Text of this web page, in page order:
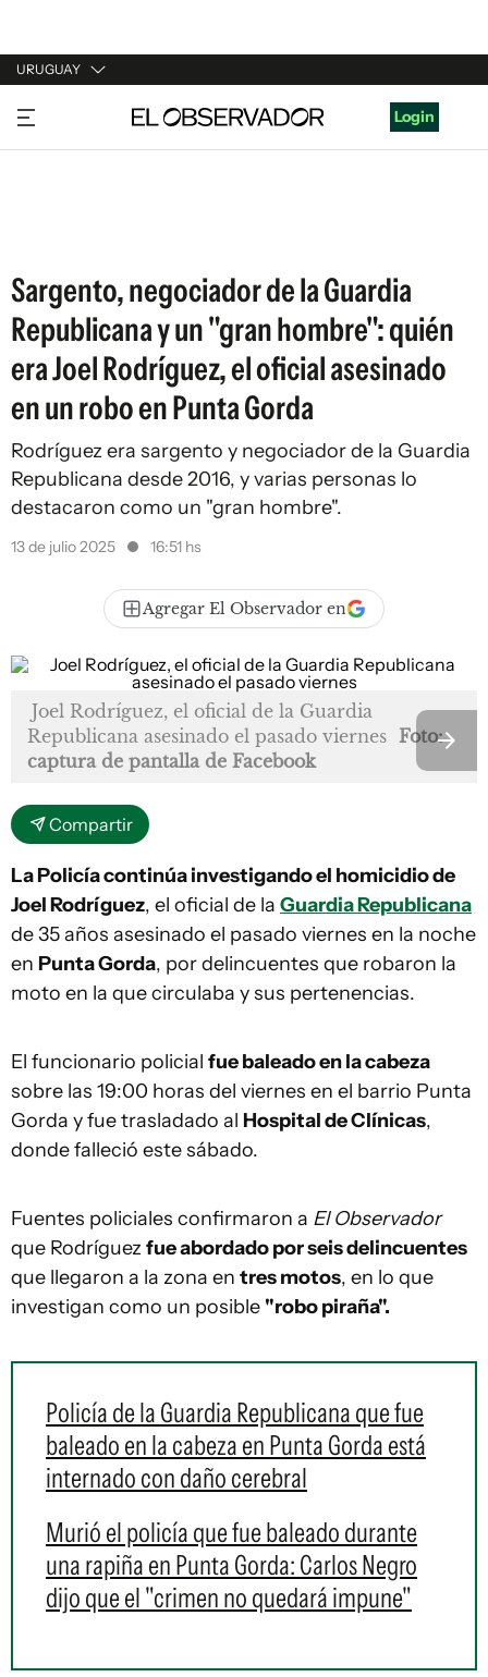
URUGUAY
URUGUAY
ARGENTINA
Login
Sargento, negociador de la Guardia
Republicana y un "gran hombre": quién
era Joel Rodríguez, el oficial asesinado
en un robo en Punta Gorda
Rodríguez era sargento y negociador de la Guardia
Republicana desde 2016, y varias personas lo
destacaron como un "gran hombre".
13 de julio 2025 16:51 hs
Agregar El Observador en
Joel Rodríguez, el oficial de la Guardia
Republicana asesinado el pasado viernes Foto:
captura de pantalla de Facebook
Compartir
La Policía continúa investigando el homicidio de
Joel Rodríguez, el oficial de la Guardia Republicana
de 35 años asesinado el pasado viernes en la noche
en Punta Gorda, por delincuentes que robaron la
moto en la que circulaba y sus pertenencias.
El funcionario policial fue baleado en la cabeza
sobre las 19:00 horas del viernes en el barrio Punta
Gorda y fue trasladado al Hospital de Clínicas,
donde falleció este sábado.
Fuentes policiales confirmaron a El Observador
que Rodríguez fue abordado por seis delincuentes
que llegaron a la zona en tres motos, en lo que
investigan como un posible "robo piraña".
Policía de la Guardia Republicana que fue
baleado en la cabeza en Punta Gorda está
internado con daño cerebral
Murió el policía que fue baleado durante
una rapiña en Punta Gorda: Carlos Negro
dijo que el "crimen no quedará impune"